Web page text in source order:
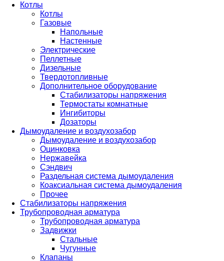
Котлы
Котлы
Газовые
Напольные
Настенные
Электрические
Пеллетные
Дизельные
Твердотопливные
Дополнительное оборудование
Стабилизаторы напряжения
Термостаты комнатные
Ингибиторы
Дозаторы
Дымоудаление и воздухозабор
Дымоудаление и воздухозабор
Оцинковка
Нержавейка
Сэндвич
Раздельная система дымоудаления
Коаксиальная система дымоудаления
Прочее
Стабилизаторы напряжения
Трубопроводная арматура
Трубопроводная арматура
Задвижки
Стальные
Чугунные
Клапаны